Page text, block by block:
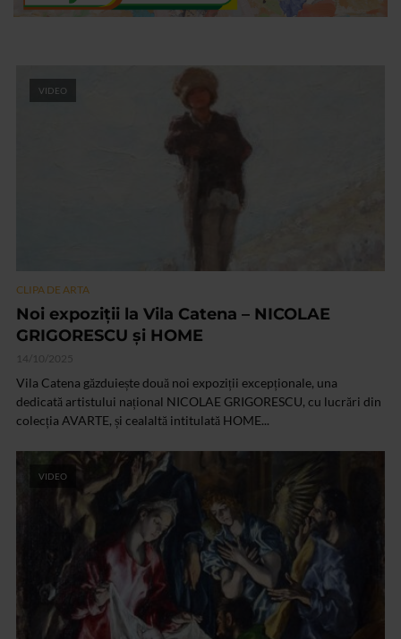
VIDEO
CLIPA DE ARTA
Noi expoziții la Vila Catena – NICOLAE
GRIGORESCU și HOME
14/10/2025
Vila Catena găzduiește două noi expoziții excepționale, una
dedicată artistului național NICOLAE GRIGORESCU, cu lucrări din
colecția AVARTE, și cealaltă intitulată HOME...
VIDEO